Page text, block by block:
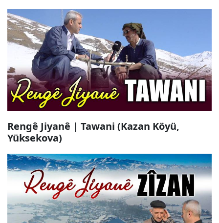
Rengê Jiyanê | Tawani (Kazan Köyü,
Yüksekova)